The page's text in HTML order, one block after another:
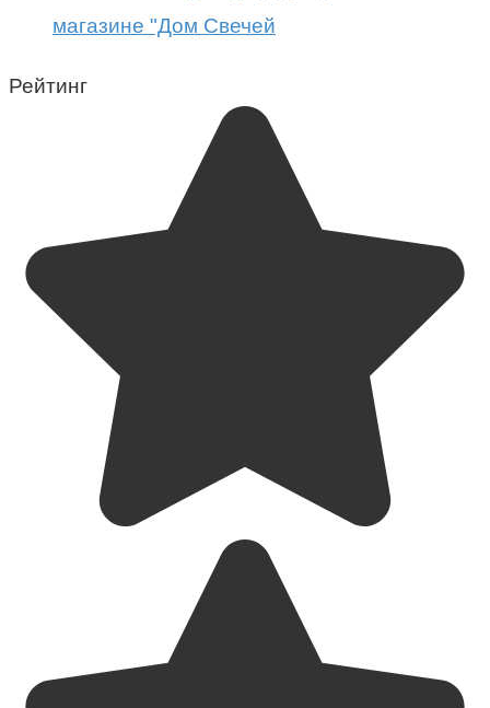
магазине "Дом Свечей
Рейтинг